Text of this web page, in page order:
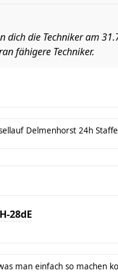
dich die Techniker am
fähigere Techniker.
Delmenhorst 24h
28dE
man einfach so machen